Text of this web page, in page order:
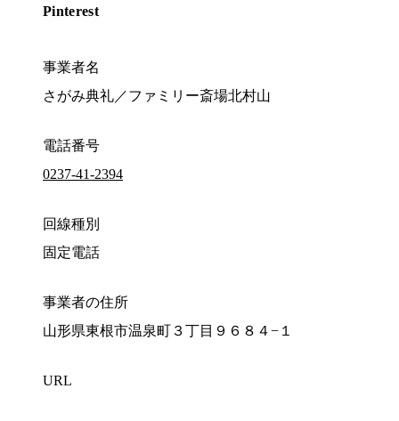
Pinterest
事業者名
さがみ典礼／ファミリー斎場北村山
電話番号
0237-41-2394
回線種別
固定電話
事業者の住所
山形県東根市温泉町３丁目９６８４−１
URL